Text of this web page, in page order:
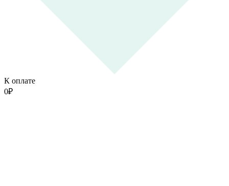
К оплате
0₽